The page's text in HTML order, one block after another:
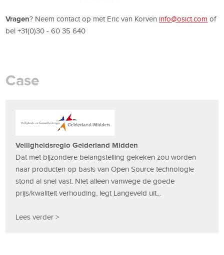
Vragen? Neem contact op met Eric van Korven info@osict.com of
bel +31(0)30 - 60 35 640
Case
Veiligheidsregio Gelderland Midden
Dat met bijzondere belangstelling gekeken zou worden
naar producten op basis van Open Source technologie
stond al snel vast. Niet alleen vanwege de goede
prijs/kwaliteit verhouding, legt Langeveld uit...
Lees verder >